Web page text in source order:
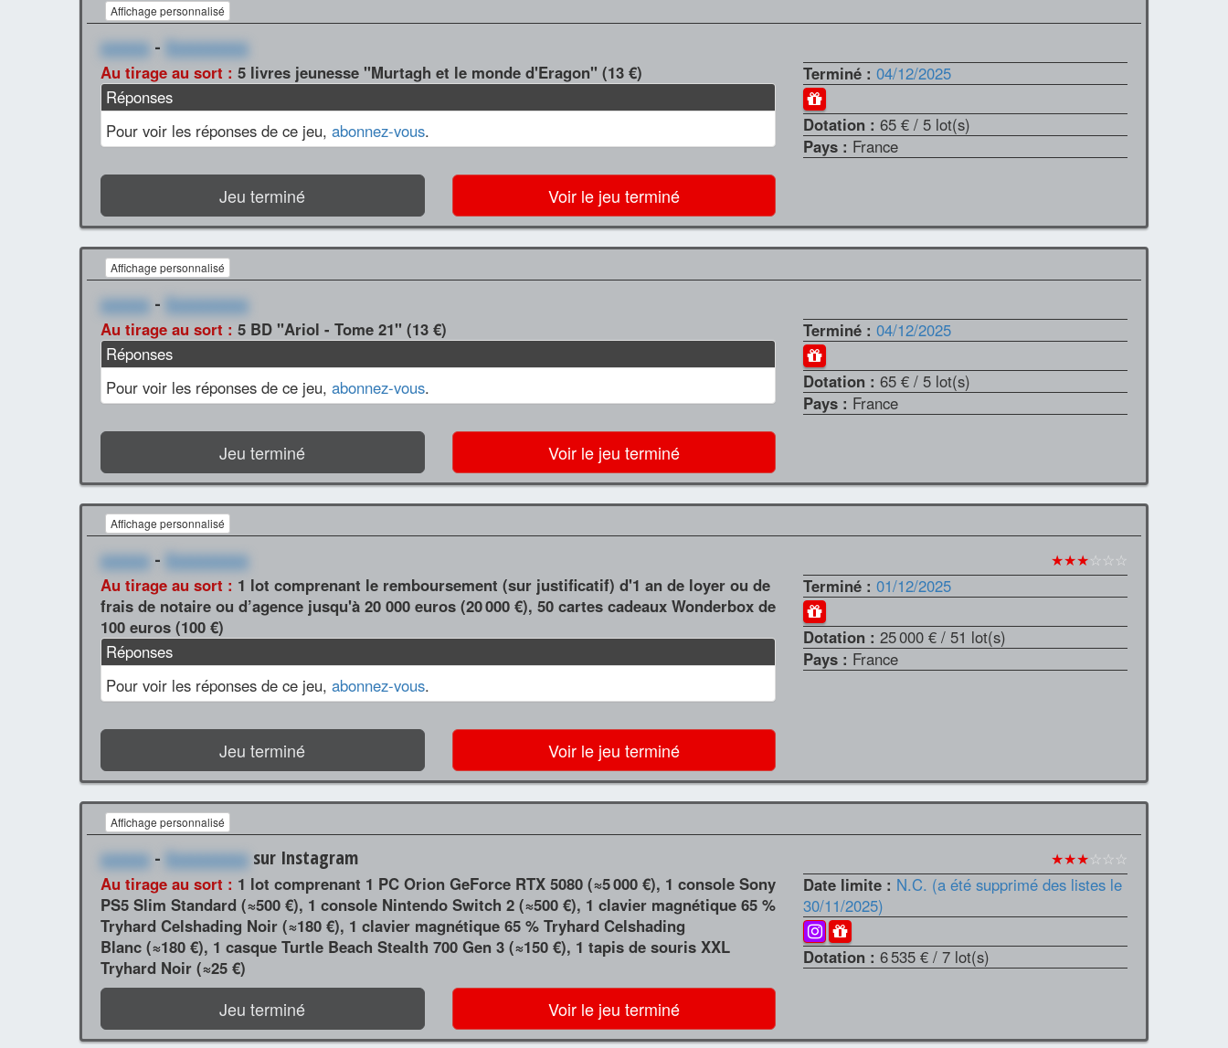
Affichage personnalisé
xxxxxx - Xxxxxxxxxx
Au tirage au sort : 5 livres jeunesse "Murtagh et le monde d'Eragon" (13 €)
Réponses
Pour voir les réponses de ce jeu, abonnez-vous.
Jeu terminé Voir le jeu terminé
Terminé :04/12/2025
Dotation :65 € / 5 lot(s)
Pays : France
Affichage personnalisé
xxxxxx - Xxxxxxxxxx
Au tirage au sort : 5 BD "Ariol - Tome 21" (13 €)
Réponses
Pour voir les réponses de ce jeu, abonnez-vous.
Jeu terminé Voir le jeu terminé
Terminé :04/12/2025
Dotation :65 € / 5 lot(s)
Pays : France
Affichage personnalisé
xxxxxx - Xxxxxxxxxx ★★★☆☆☆
Au tirage au sort : 1 lot comprenant le remboursement (sur justificatif) d'1 an de loyer ou de
frais de notaire ou d’agence jusqu'à 20 000 euros (20 000 €), 50 cartes cadeaux Wonderbox de
100 euros (100 €)
Réponses
Pour voir les réponses de ce jeu, abonnez-vous.
Jeu terminé Voir le jeu terminé
Terminé :01/12/2025
Dotation :25 000 € / 51 lot(s)
Pays : France
Affichage personnalisé
xxxxxx - Xxxxxxxxxx sur Instagram ★★★☆☆☆
Au tirage au sort : 1 lot comprenant 1 PC Orion GeForce RTX 5080 (≈5 000 €), 1 console Sony
PS5 Slim Standard (≈500 €), 1 console Nintendo Switch 2 (≈500 €), 1 clavier magnétique 65 %
Tryhard Celshading Noir (≈180 €), 1 clavier magnétique 65 % Tryhard Celshading
Blanc (≈180 €), 1 casque Turtle Beach Stealth 700 Gen 3 (≈150 €), 1 tapis de souris XXL
Tryhard Noir (≈25 €)
Jeu terminé Voir le jeu terminé
Date limite : N.C. (a été supprimé des listes le
30/11/2025)
Dotation :6 535 € / 7 lot(s)